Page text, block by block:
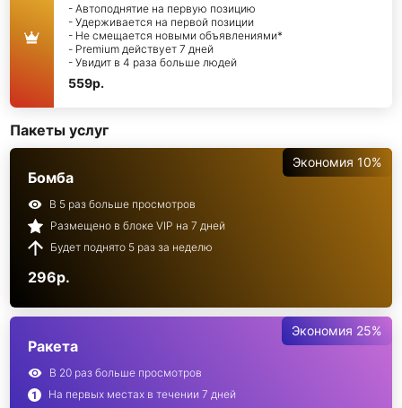
- Автоподнятие на первую позицию
- Удерживается на первой позиции
- Не смещается новыми объявлениями*
- Premium действует 7 дней
- Увидит в 4 раза больше людей
559р.
Пакеты услуг
Экономия 10%
Бомба
В 5 раз больше просмотров
Размещено в блоке VIP на 7 дней
Будет поднято 5 раз за неделю
296р.
Экономия 25%
Ракета
В 20 раз больше просмотров
На первых местах в течении 7 дней